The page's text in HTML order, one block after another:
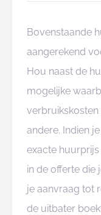
Bovenstaande
aangerekend
Hou naast de
mogelijke
verbruikskosten
andere. Indien
exacte
in de offerte die
je aanvraag tot
de uitbater